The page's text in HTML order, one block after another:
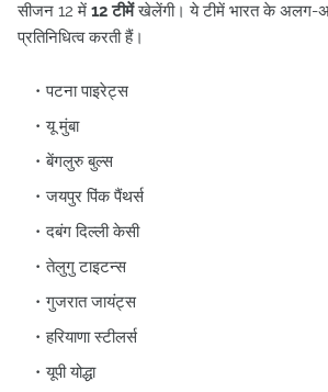
सीजन 12 में 12 टीमेंखेलेंगी। ये टीमें भारत के अलग-
प्रतिनिधित्व करती हैं।
पटना पाइरेट्स
यू मुंबा
बेंगलुरु बुल्स
जयपुर पिंक पैंथर्स
दबंग दिल्ली केसी
तेलुगु टाइटन्स
गुजरात जायंट्स
हरियाणा स्टीलर्स
यूपी योद्धा